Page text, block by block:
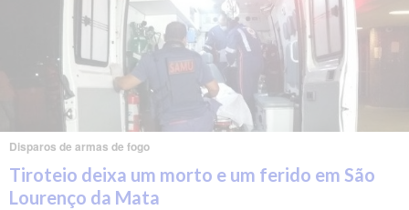
Disparos de armas de fogo
Tiroteio deixa um morto e um ferido em São
Lourenço da Mata